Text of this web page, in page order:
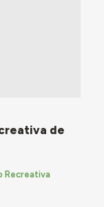
de
Recreativa